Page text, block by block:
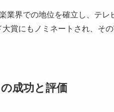
業界での地位を確立し、テ
賞にもノミネートされ、そ
成功と評価